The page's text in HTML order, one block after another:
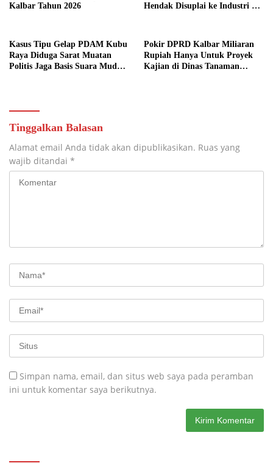
Kalbar Tahun 2026
Hendak Disuplai ke Industri di
Kasus Tipu Gelap PDAM Kubu
Raya Diduga Sarat Muatan
Politis Jaga Basis Suara Muda
Pokir DPRD Kalbar Miliaran
Rupiah Hanya Untuk Proyek
Kajian di Dinas Tanaman
Tinggalkan Balasan
Alamat email Anda tidak akan dipublikasikan. Ruas yang
wajib ditandai *
Simpan nama, email, dan situs web saya pada peramban
ini untuk komentar saya berikutnya.